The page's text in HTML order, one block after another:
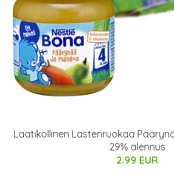
Laatikollinen Lastenruokaa
29% alennus
2.99 EUR